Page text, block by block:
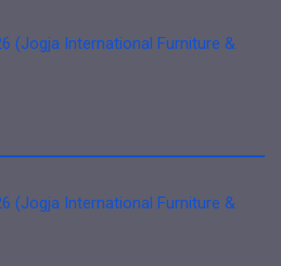
(Jogja International Furniture &
(Jogja International Furniture &